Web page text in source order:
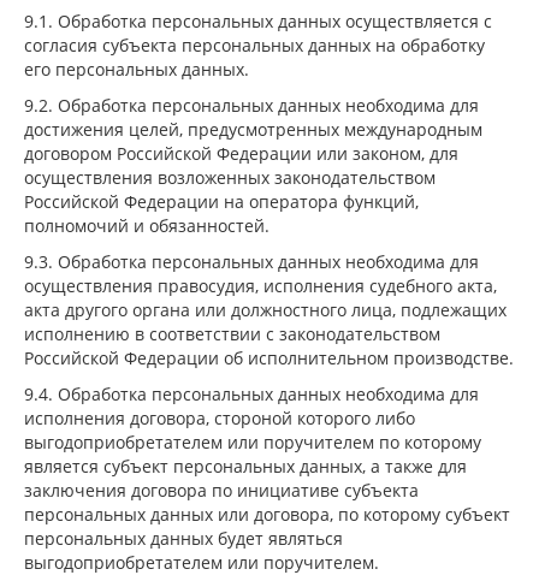
9.1. Обработка персональных данных осуществляется с
согласия субъекта персональных данных на обработку
его персональных данных.
9.2. Обработка персональных данных необходима для
достижения целей, предусмотренных международным
договором Российской Федерации или законом, для
осуществления возложенных законодательством
Российской Федерации на оператора функций,
полномочий и обязанностей.
9.3. Обработка персональных данных необходима для
осуществления правосудия, исполнения судебного акта,
акта другого органа или должностного лица, подлежащих
исполнению в соответствии с законодательством
Российской Федерации об исполнительном производстве.
9.4. Обработка персональных данных необходима для
исполнения договора, стороной которого либо
выгодоприобретателем или поручителем по которому
является субъект персональных данных, а также для
заключения договора по инициативе субъекта
персональных данных или договора, по которому субъект
персональных данных будет являться
выгодоприобретателем или поручителем.